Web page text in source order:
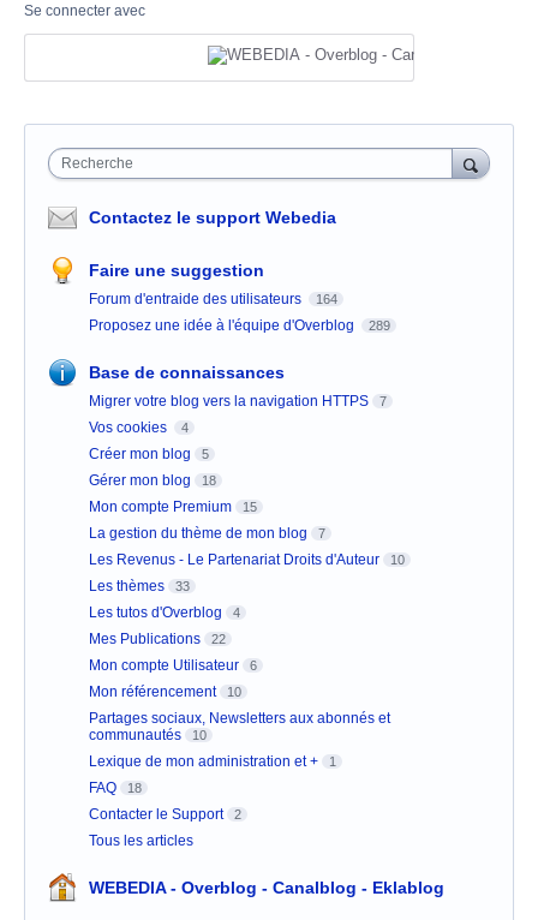
Se connecter avec
Recherche
Contactez le support Webedia
Faire une suggestion
Forum d'entraide des utilisateurs 164
Proposez une idée à l'équipe d'Overblog 289
Base de connaissances
Migrer votre blog vers la navigation HTTPS 7
Vos cookies 4
Créer mon blog 5
Gérer mon blog 18
Mon compte Premium 15
La gestion du thème de mon blog 7
Les Revenus - Le Partenariat Droits d'Auteur 10
Les thèmes 33
Les tutos d'Overblog 4
Mes Publications 22
Mon compte Utilisateur 6
Mon référencement 10
Partages sociaux, Newsletters aux abonnés et
communautés
10
Lexique de mon administration et + 1
FAQ 18
Contacter le Support 2
Tous les articles
WEBEDIA - Overblog - Canalblog - Eklablog